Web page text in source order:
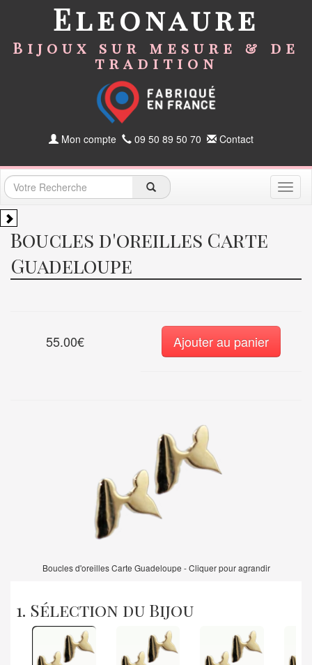
Eleonaure
Bijoux sur mesure & de
tradition
Mon compte 09 50 89 50 70 Contact
Boucles d'oreilles Carte
Guadeloupe
55.00€ Ajouter au panier
Boucles d'oreilles Carte Guadeloupe - Cliquer pour agrandir
1. Sélection du Bijou